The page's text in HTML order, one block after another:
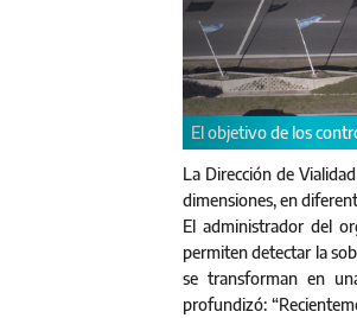
El objetivo de los
La Dirección de
dimensiones, en
El administrador del
permiten detectar la
se transforman en
profundizó: